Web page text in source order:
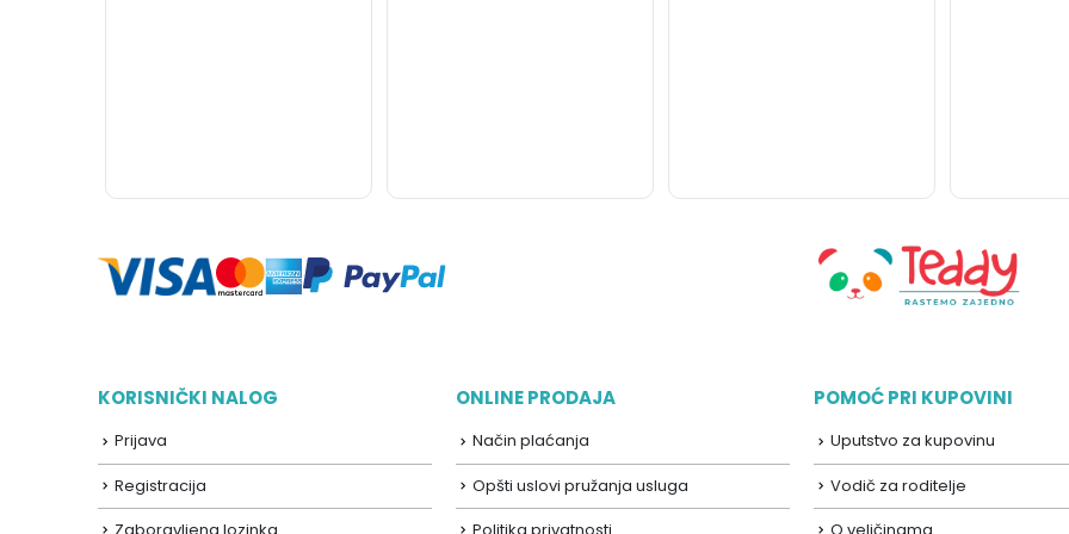
KORISNIČKI NALOG
Prijava
Registracija
ONLINE PRODAJA
Način plaćanja
Opšti uslovi pružanja usluga
POMOĆ PRI KUPOVINI
Uputstvo za kupovinu
Vodič za roditelje